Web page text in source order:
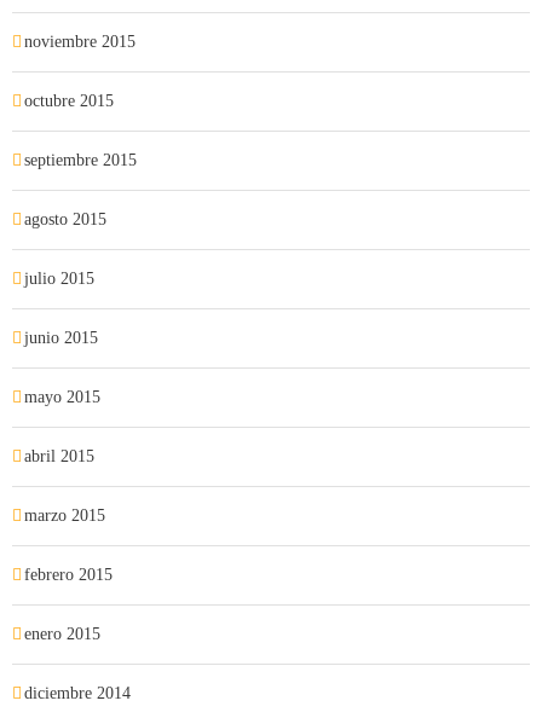
noviembre 2015
octubre 2015
septiembre 2015
agosto 2015
julio 2015
junio 2015
mayo 2015
abril 2015
marzo 2015
febrero 2015
enero 2015
diciembre 2014